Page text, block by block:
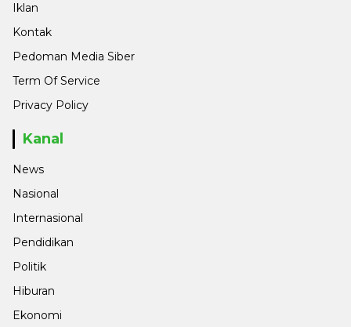
Iklan
Kontak
Pedoman Media Siber
Term Of Service
Privacy Policy
Kanal
News
Nasional
Internasional
Pendidikan
Politik
Hiburan
Ekonomi